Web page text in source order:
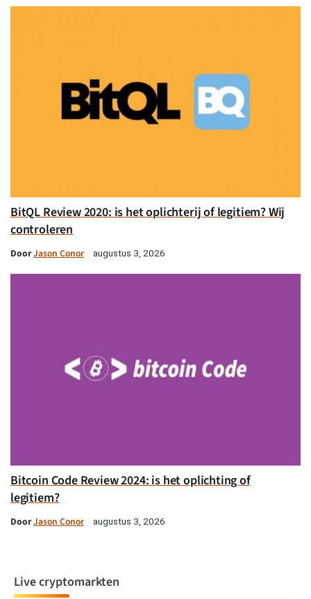
BitQL Review 2020: is het oplichterij of legitiem? Wij
controleren
DoorJason Conor augustus 3, 2026
Bitcoin Code Review 2024: is het oplichting of
legitiem?
DoorJason Conor augustus 3, 2026
Live cryptomarkten